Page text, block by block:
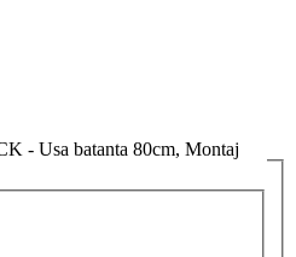
- Usa batanta 80cm, Montaj